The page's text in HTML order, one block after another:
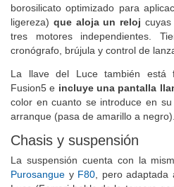
borosilicato optimizado para
ligereza) que aloja un reloj
tres motores independientes.
cronógrafo, brújula y control de
La llave del Luce también está
Fusion5 e incluye una pantalla
color en cuanto se introduce en
arranque (pasa de amarillo a negro).
Chasis y suspensión
La suspensión cuenta con la
Purosangue y F80 , pero